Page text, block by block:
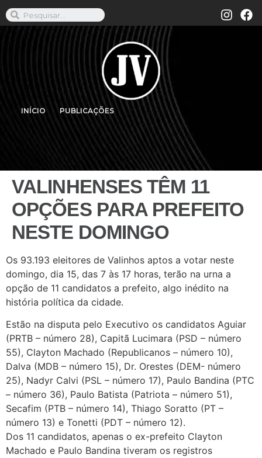
INÍCIO PUBLICAÇÕES
VALINHENSES TÊM 11
OPÇÕES PARA PREFEITO
NESTE DOMINGO
Os 93.193 eleitores de Valinhos aptos a votar neste
domingo, dia 15, das 7 às 17 horas, terão na urna a
opção de 11 candidatos a prefeito, algo inédito na
história política da cidade.
Estão na disputa pelo Executivo os candidatos Aguiar
(PRTB – número 28), Capitã Lucimara (PSD – número
55), Clayton Machado (Republicanos – número 10),
Dalva (MDB – número 15), Dr. Orestes (DEM- número
25), Nadyr Calvi (PSL – número 17), Paulo Bandina (PTC
– número 36), Paulo Batista (Patriota – número 51),
Secafim (PTB – número 14), Thiago Soratto (PT –
número 13) e Tonetti (PDT – número 12).
Dos 11 candidatos, apenas o ex-prefeito Clayton
Machado e Paulo Bandina tiveram os registros